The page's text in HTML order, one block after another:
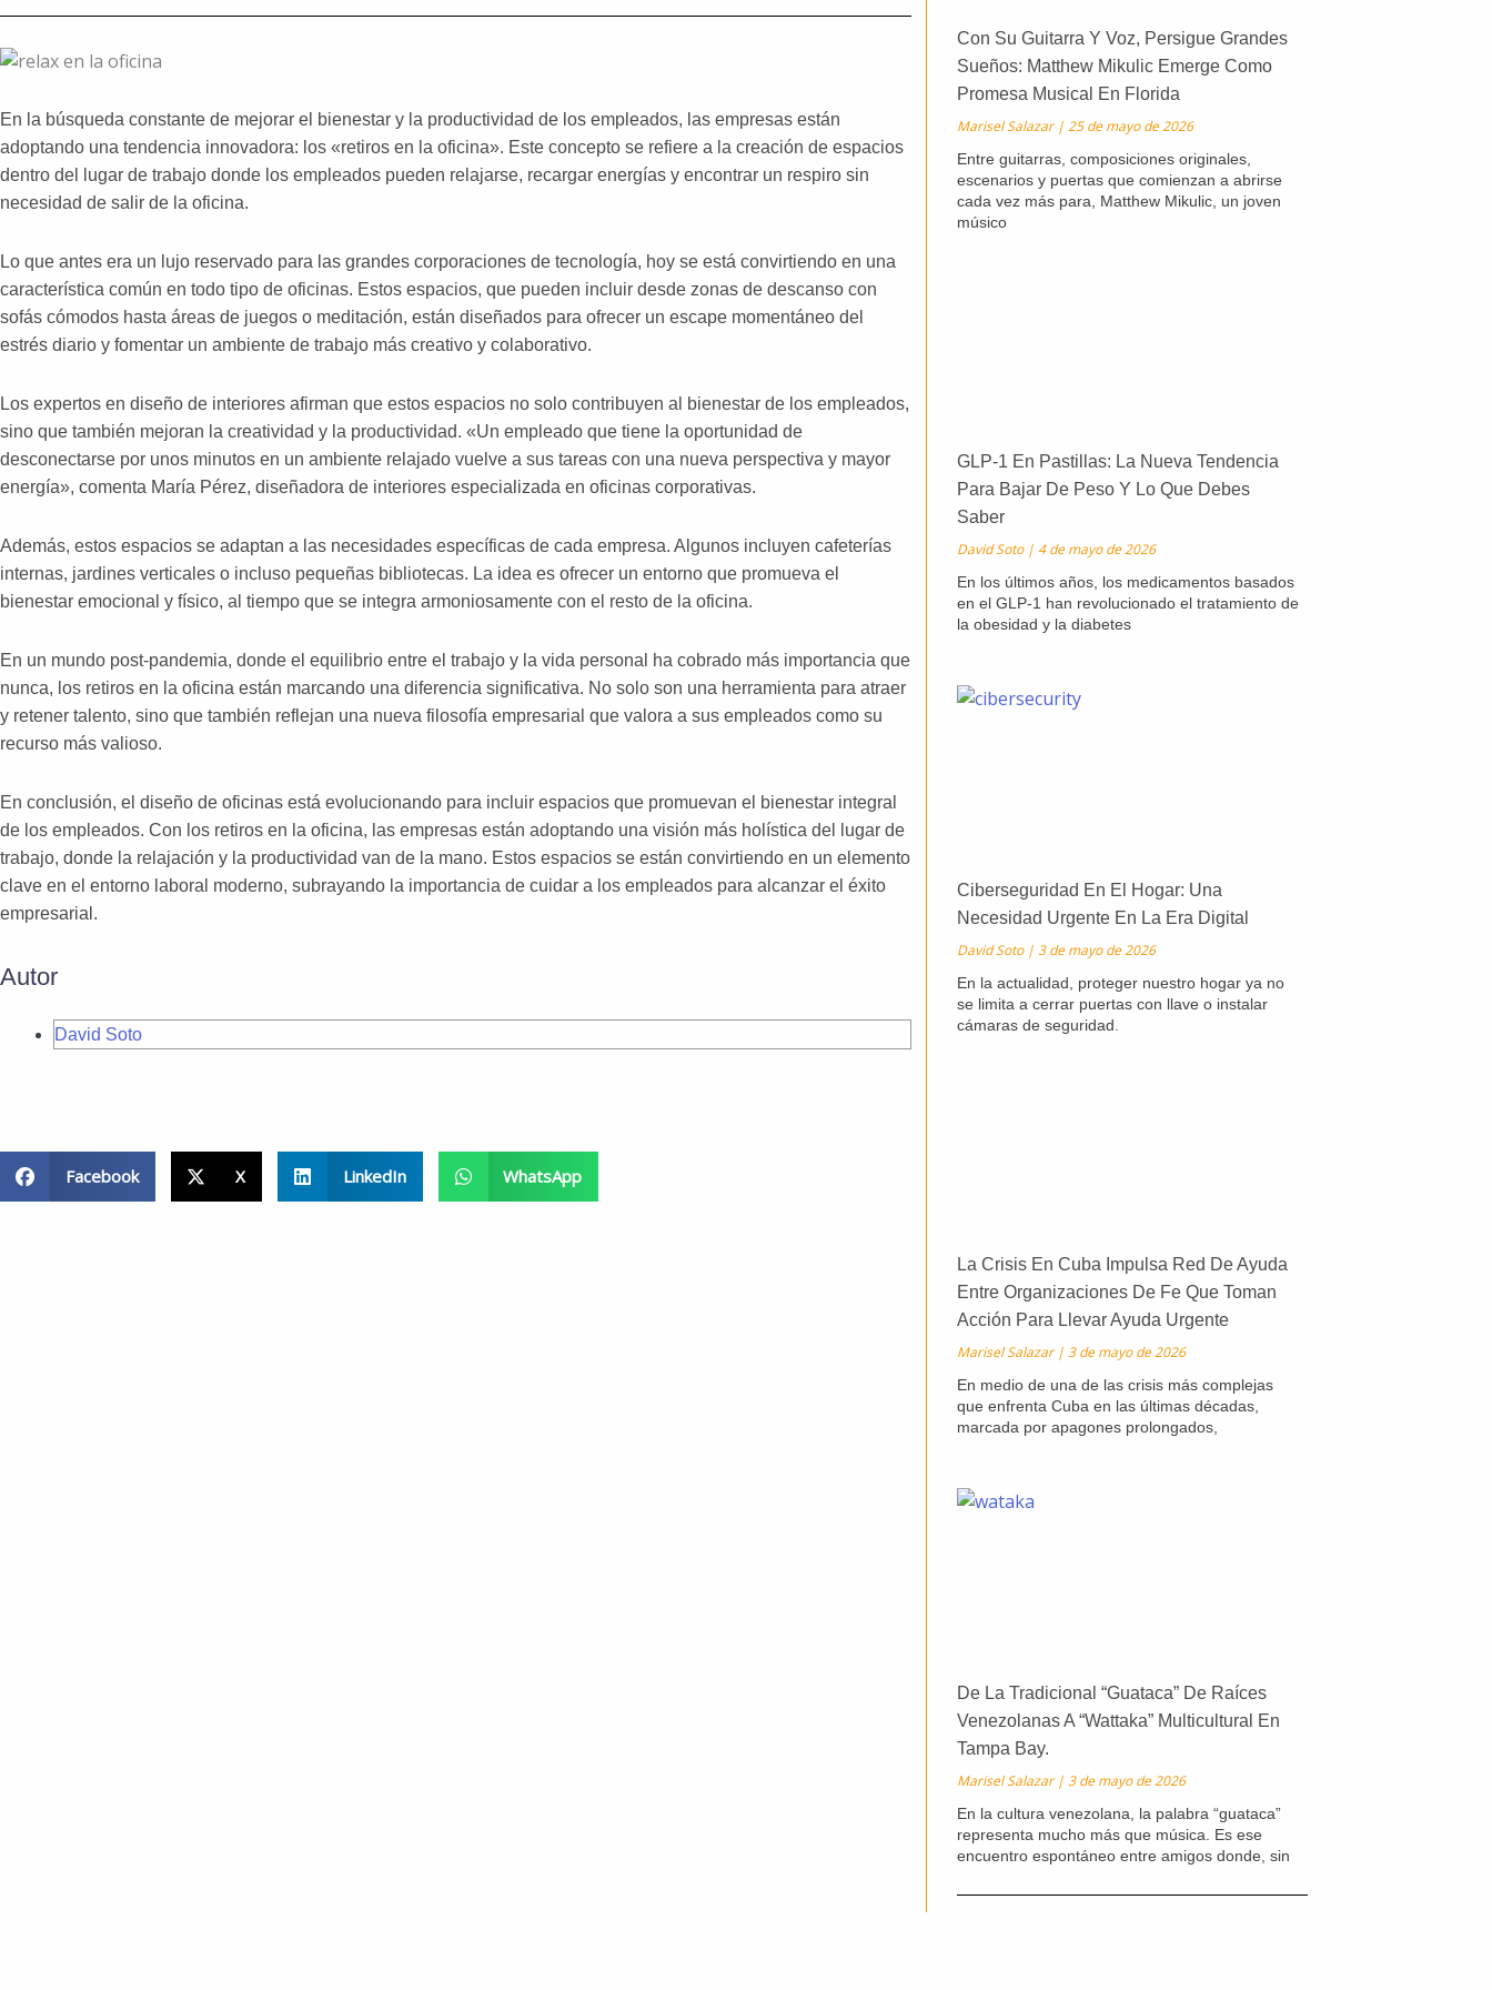
En la búsqueda constante de mejorar el bienestar y la productividad de los empleados, las empresas están
adoptando una tendencia innovadora: los «retiros en la oficina». Este concepto se refiere a la creación de espacios
dentro del lugar de trabajo donde los empleados pueden relajarse, recargar energías y encontrar un respiro sin
necesidad de salir de la oficina.
Lo que antes era un lujo reservado para las grandes corporaciones de tecnología, hoy se está convirtiendo en una
característica común en todo tipo de oficinas. Estos espacios, que pueden incluir desde zonas de descanso con
sofás cómodos hasta áreas de juegos o meditación, están diseñados para ofrecer un escape momentáneo del
estrés diario y fomentar un ambiente de trabajo más creativo y colaborativo.
Los expertos en diseño de interiores afirman que estos espacios no solo contribuyen al bienestar de los empleados,
sino que también mejoran la creatividad y la productividad. «Un empleado que tiene la oportunidad de
desconectarse por unos minutos en un ambiente relajado vuelve a sus tareas con una nueva perspectiva y mayor
energía», comenta María Pérez, diseñadora de interiores especializada en oficinas corporativas.
Además, estos espacios se adaptan a las necesidades específicas de cada empresa. Algunos incluyen cafeterías
internas, jardines verticales o incluso pequeñas bibliotecas. La idea es ofrecer un entorno que promueva el
bienestar emocional y físico, al tiempo que se integra armoniosamente con el resto de la oficina.
En un mundo post-pandemia, donde el equilibrio entre el trabajo y la vida personal ha cobrado más importancia que
nunca, los retiros en la oficina están marcando una diferencia significativa. No solo son una herramienta para atraer
y retener talento, sino que también reflejan una nueva filosofía empresarial que valora a sus empleados como su
recurso más valioso.
En conclusión, el diseño de oficinas está evolucionando para incluir espacios que promuevan el bienestar integral
de los empleados. Con los retiros en la oficina, las empresas están adoptando una visión más holística del lugar de
trabajo, donde la relajación y la productividad van de la mano. Estos espacios se están convirtiendo en un elemento
clave en el entorno laboral moderno, subrayando la importancia de cuidar a los empleados para alcanzar el éxito
empresarial.
Autor
David Soto
Facebook X LinkedIn WhatsApp
Con Su Guitarra Y Voz, Persigue Grandes
Sueños: Matthew Mikulic Emerge Como
Promesa Musical En Florida
Marisel Salazar
25 de mayo de 2026
Entre guitarras, composiciones originales,
escenarios y puertas que comienzan a abrirse
cada vez más para, Matthew Mikulic, un joven
músico
GLP-1 En Pastillas: La Nueva Tendencia
Para Bajar De Peso Y Lo Que Debes
Saber
David Soto
4 de mayo de 2026
En los últimos años, los medicamentos basados
en el GLP-1 han revolucionado el tratamiento de
la obesidad y la diabetes
Ciberseguridad En El Hogar: Una
Necesidad Urgente En La Era Digital
David Soto
3 de mayo de 2026
En la actualidad, proteger nuestro hogar ya no
se limita a cerrar puertas con llave o instalar
cámaras de seguridad.
La Crisis En Cuba Impulsa Red De Ayuda
Entre Organizaciones De Fe Que Toman
Acción Para Llevar Ayuda Urgente
Marisel Salazar
3 de mayo de 2026
En medio de una de las crisis más complejas
que enfrenta Cuba en las últimas décadas,
marcada por apagones prolongados,
De La Tradicional “Guataca” De Raíces
Venezolanas A “Wattaka” Multicultural En
Tampa Bay.
Marisel Salazar
3 de mayo de 2026
En la cultura venezolana, la palabra “guataca”
representa mucho más que música. Es ese
encuentro espontáneo entre amigos donde, sin